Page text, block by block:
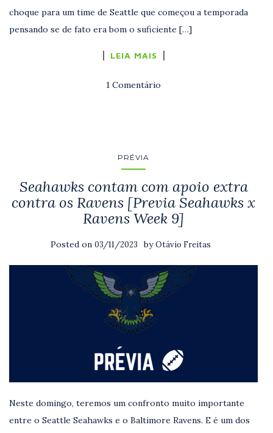
choque para um time de Seattle que começou a temporada
pensando se de fato era bom o suficiente […]
LEIA MAIS
1 Comentário
PRÉVIA
Seahawks contam com apoio extra
contra os Ravens [Previa Seahawks x
Ravens Week 9]
Posted on 03/11/2023 byOtávio Freitas
Neste domingo, teremos um confronto muito importante
entre o Seattle Seahawks e o Baltimore Ravens. E é um dos